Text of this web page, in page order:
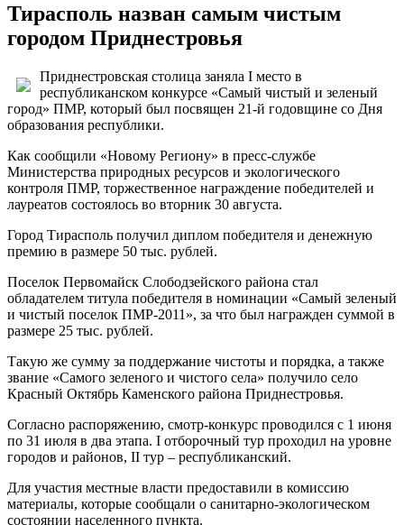
Тирасполь назван самым чистым
городом Приднестровья
Приднестровская столица заняла I место в
республиканском конкурсе «Самый чистый и зеленый
город» ПМР, который был посвящен 21-й годовщине со Дня
образования республики.
Как сообщили «Новому Региону» в пресс-службе
Министерства природных ресурсов и экологического
контроля ПМР, торжественное награждение победителей и
лауреатов состоялось во вторник 30 августа.
Город Тирасполь получил диплом победителя и денежную
премию в размере 50 тыс. рублей.
Поселок Первомайск Слободзейского района стал
обладателем титула победителя в номинации «Самый зеленый
и чистый поселок ПМР-2011», за что был награжден суммой в
размере 25 тыс. рублей.
Такую же сумму за поддержание чистоты и порядка, а также
звание «Самого зеленого и чистого села» получило село
Красный Октябрь Каменского района Приднестровья.
Согласно распоряжению, смотр-конкурс проводился с 1 июня
по 31 июля в два этапа. I отборочный тур проходил на уровне
городов и районов, II тур – республиканский.
Для участия местные власти предоставили в комиссию
материалы, которые сообщали о санитарно-экологическом
состоянии населенного пункта.